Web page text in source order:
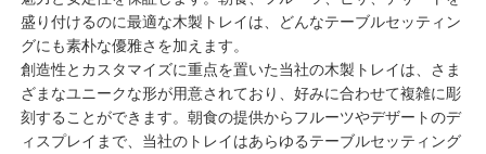
盛り付けるのに最適な木製トレイは、どんなテーブルセッティン
グにも素朴な優雅さを加えます。
創造性とカスタマイズに重点を置いた当社の木製トレイは、さま
ざまなユニークな形が用意されており、好みに合わせて複雑に彫
刻することができます。朝食の提供からフルーツやデザートのデ
ィスプレイまで、当社のトレイはあらゆるテーブルセッティング